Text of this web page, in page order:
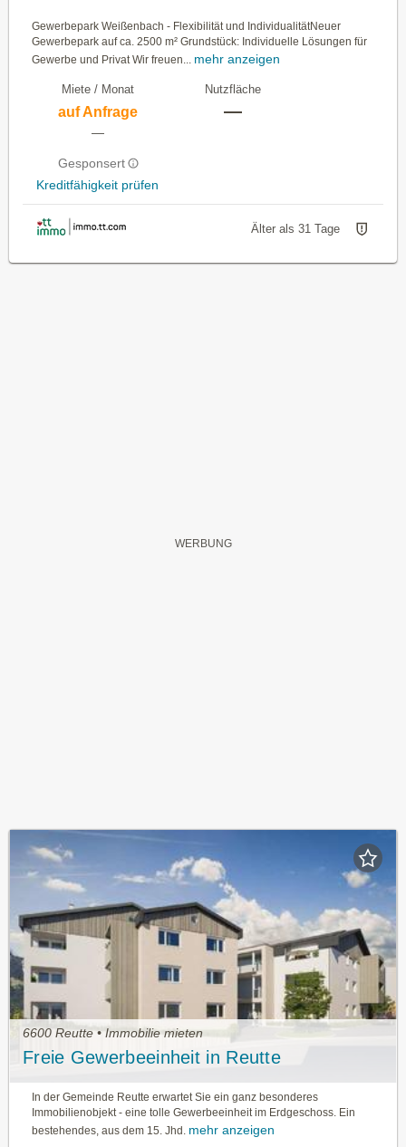
Gewerbepark Weißenbach - Flexibilität und IndividualitätNeuer
Gewerbepark auf ca. 2500 m² Grundstück: Individuelle Lösungen für
Gewerbe und Privat Wir freuen...
mehr anzeigen
Miete / Monat
auf Anfrage
—
Gesponsert
Kreditfähigkeit prüfen
Nutzfläche
—
Älter als 31 Tage
6600 Reutte • Immobilie mieten
Freie Gewerbeeinheit in Reutte
In der Gemeinde Reutte erwartet Sie ein ganz besonderes
Immobilienobjekt - eine tolle Gewerbeeinheit im Erdgeschoss. Ein
bestehendes, aus dem 15. Jhd. mehr anzeigen